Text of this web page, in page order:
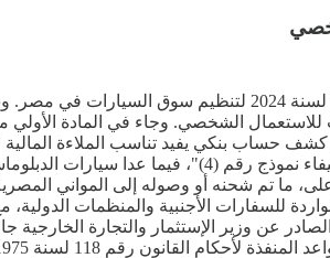
بشأن شروط إستيراد السيارات للاستعمال الشخصي.
كل 5 سنوات، مع تقديم المستورد كشف حساب بنكي
عليها مصرفيا من خلال البنوك العاملة داخل
على، ما تم شحنه أو وصوله إلى المواني
للسفارات الأجنبية والمنظمات